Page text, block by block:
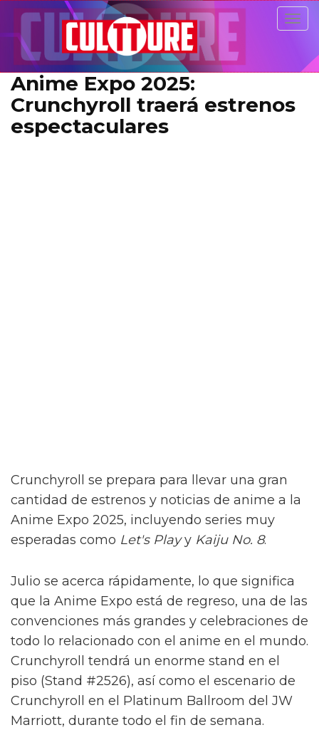
Anime Expo 2025:
Crunchyroll traerá estrenos
espectaculares
Crunchyroll se prepara para llevar una gran
cantidad de estrenos y noticias de anime a la
Anime Expo 2025, incluyendo series muy
esperadas como Let's Playy Kaiju No. 8.
Julio se acerca rápidamente, lo que significa
que la Anime Expo está de regreso, una de las
convenciones más grandes y celebraciones de
todo lo relacionado con el anime en el mundo.
Crunchyroll tendrá un enorme stand en el
piso (Stand #2526), así como el escenario de
Crunchyroll en el Platinum Ballroom del JW
Marriott, durante todo el fin de semana.